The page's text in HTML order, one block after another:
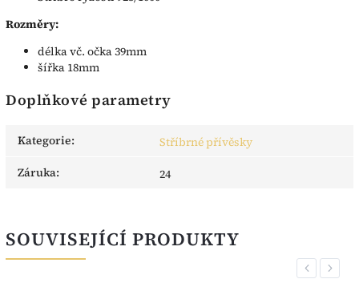
Rozměry:
délka vč. očka 39mm
šířka 18mm
Doplňkové parametry
Kategorie:
Stříbrné přívěsky
Záruka: 24
SOUVISEJÍCÍ PRODUKTY
Previous
Next